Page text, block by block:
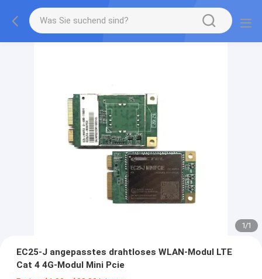
1/1
EC25-J angepasstes drahtloses WLAN-Modul LTE
Cat 4 4G-Modul Mini Pcie